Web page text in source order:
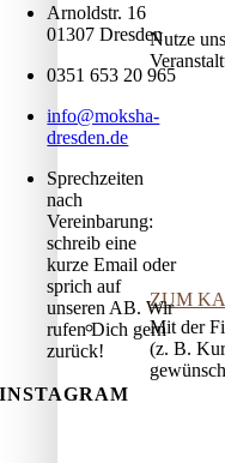
Nutze
ZUM
Mit der
(z. B.
Arnoldstr. 16
01307 Dresden
0351 653 20 965
info@moksha-
dresden.de
Sprechzeiten
nach
Vereinbarung:
schreib eine
kurze Email oder
sprich auf
unseren AB. Wir
rufen Dich gern
zurück!
INSTAGRAM